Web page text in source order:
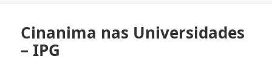
Cinanima nas Universidades
– IPG